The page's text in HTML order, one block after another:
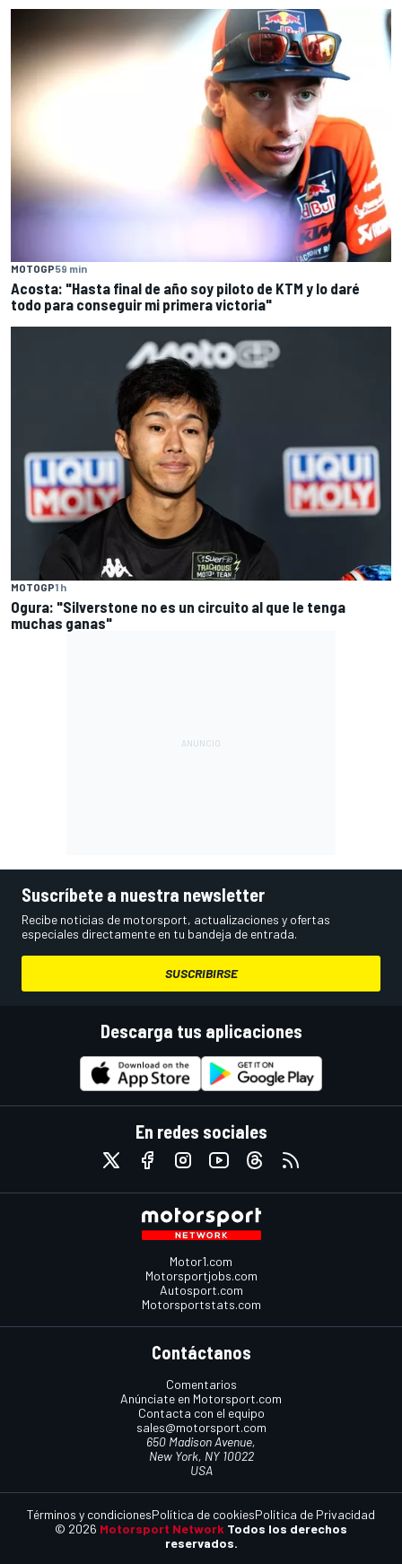
MOTOGP59 min
Acosta: "Hasta final de año soy piloto de KTM y lo daré
todo para conseguir mi primera victoria"
MOTOGP1 h
Ogura: "Silverstone no es un circuito al que le tenga
muchas ganas"
Suscríbete a nuestra newsletter
Recibe noticias de motorsport, actualizaciones y ofertas
especiales directamente en tu bandeja de entrada.
SUSCRIBIRSE
Descarga tus aplicaciones
En redes sociales
Motor1.com
Motorsportjobs.com
Autosport.com
Motorsportstats.com
Contáctanos
Comentarios
Anúnciate en Motorsport.com
Contacta con el equipo
sales@motorsport.com
650 Madison Avenue,
New York, NY 10022
USA
© 2026 Motorsport Network Todos los derechos
reservados.
Términos y condicionesPolítica de cookiesPolítica de Privacidad